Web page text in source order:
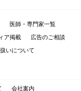
医師・専門家一覧
ア掲載
広告のご相談
いについて
会社案内